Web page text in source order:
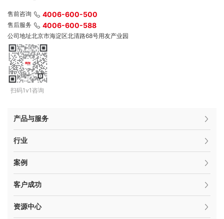
售前咨询 4006-600-500
售后服务 4006-600-588
公司地址北京市海淀区北清路68号用友产业园
扫码1v1咨询
产品与服务
行业
案例
客户成功
资源中心